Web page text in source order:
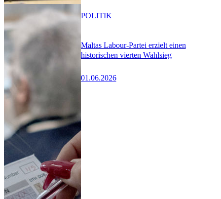
Maltas Labour-Partei erzielt einen
historischen vierten Wahlsieg
01.06.2026
POLITIK